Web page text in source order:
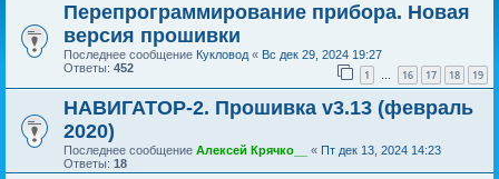
Перепрограммирование прибора. Новая
версия прошивки
Последнее сообщение Кукловод « Вс дек 29, 2024 19:27
Ответы: 452 1 … 16 17 18 19
НАВИГАТОР-2. Прошивка v3.13 (февраль
2020)
Последнее сообщение Алексей Крячко__ « Пт дек 13, 2024 14:23
Ответы: 18